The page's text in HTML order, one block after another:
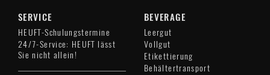
SERVICE
HEUFT-Schulungstermine
24/7-Service: HEUFT lässt
Sie nicht allein!
BEVERAGE
Leergut
Vollgut
Etikettierung
Behältertransport